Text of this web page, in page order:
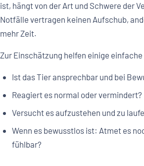
ist, hängt von der Art und Schwere der
Notfälle vertragen keinen Aufschub,
mehr Zeit.
Zur Einschätzung helfen einige
Ist das Tier ansprechbar und bei
Reagiert es normal oder vermindert?
Versucht es aufzustehen und zu
Wenn es bewusstlos ist: Atmet es
fühlbar?